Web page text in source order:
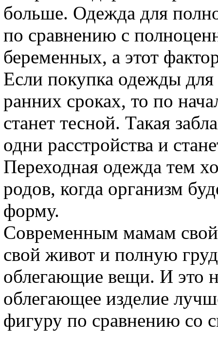
больше. Одежда для
по сравнению с
беременных, а этот
Если покупка одежды
ранних сроках, то по
станет тесной. Такая
одни расстройства и
Переходная одежда тем
родов, когда организм
форму.
Современным мамам
свой живот и полную
облегающие вещи. И это
облегающее изделие
фигуру по сравнению со